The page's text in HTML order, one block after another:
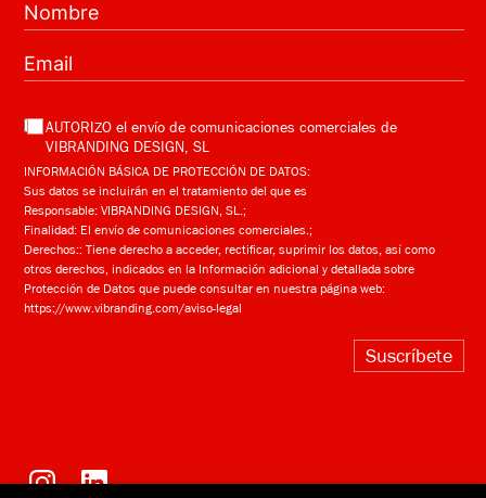
AUTORIZO el envío de comunicaciones comerciales de
VIBRANDING DESIGN, SL
INFORMACIÓN BÁSICA DE PROTECCIÓN DE DATOS:
Sus datos se incluirán en el tratamiento del que es
Responsable: VIBRANDING DESIGN, SL.;
Finalidad: El envío de comunicaciones comerciales.;
Derechos:: Tiene derecho a acceder, rectificar, suprimir los datos, así como
otros derechos, indicados en la Información adicional y detallada sobre
Protección de Datos que puede consultar en nuestra página web:
https://www.vibranding.com/aviso-legal
Suscríbete